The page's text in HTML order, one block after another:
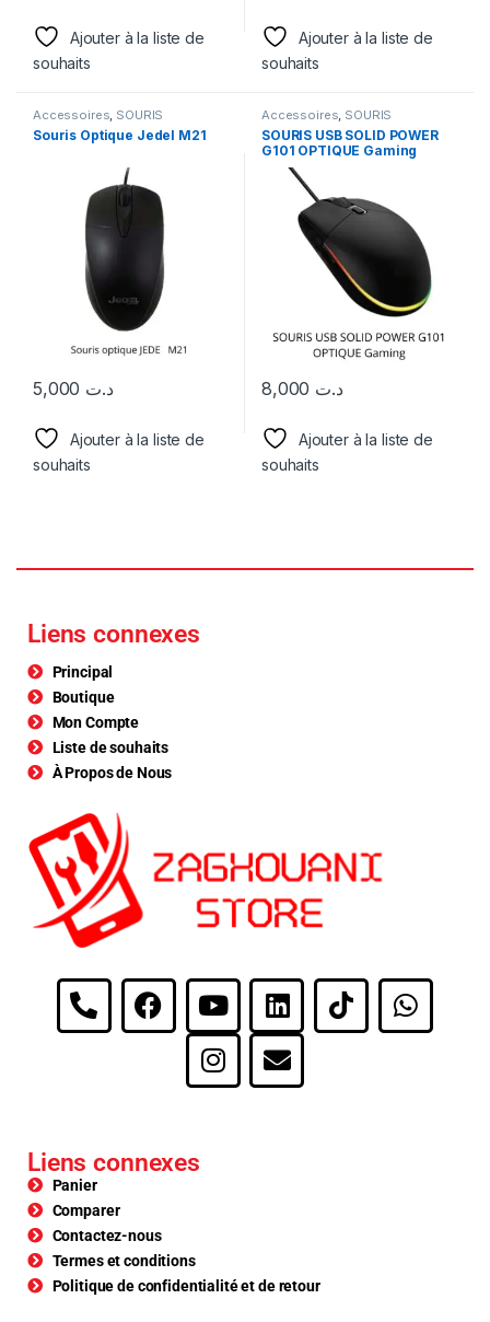
Ajouter à la liste de
souhaits
Ajouter à la liste de
souhaits
Accessoires SOURIS
Souris Optique Jedel M21
د.ت
Ajouter à la liste de
souhaits
Accessoires SOURIS
SOURIS USB SOLID POWER
G101 OPTIQUE Gaming
د.ت
Ajouter à la liste de
souhaits
Liens connexes
Principal
Boutique
Mon Compte
Liste de souhaits
À Propos de Nous
Liens connexes
Panier
Comparer
Contactez-nous
Termes et conditions
Politique de confidentialité et de retour